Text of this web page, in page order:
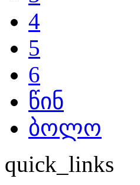
4
5
6
წინ
ბოლო
quick_links